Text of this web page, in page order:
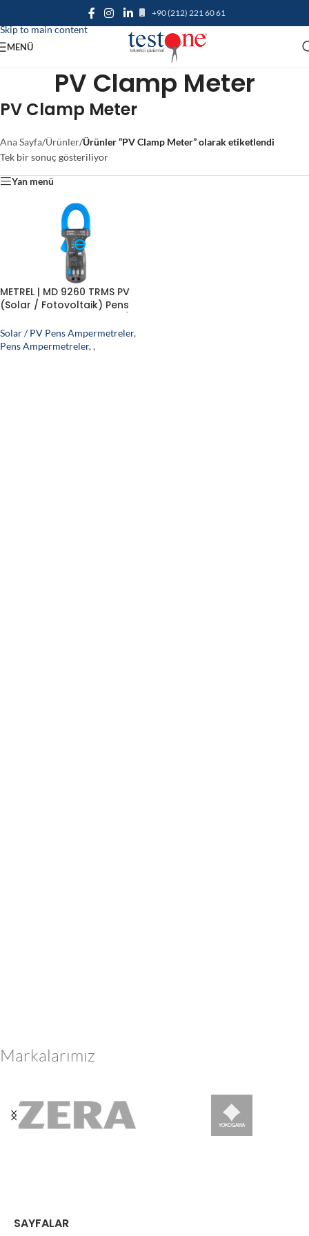
Skip to main content
+90 (212) 221 60 61
MENÜ
PV Clamp Meter
PV Clamp Meter
Ana Sayfa/Ürünler/Ürünler “PV Clamp Meter” olarak etiketlendi
Tek bir sonuç gösteriliyor
Yan menü
METREL | MD 9260 TRMS PV
(Solar / Fotovoltaik) Pens
2000 A, CAT III)
Solar / PV Pens Ampermetreler,
Pens Ampermetreler,,
Markalarımız
SAYFALAR